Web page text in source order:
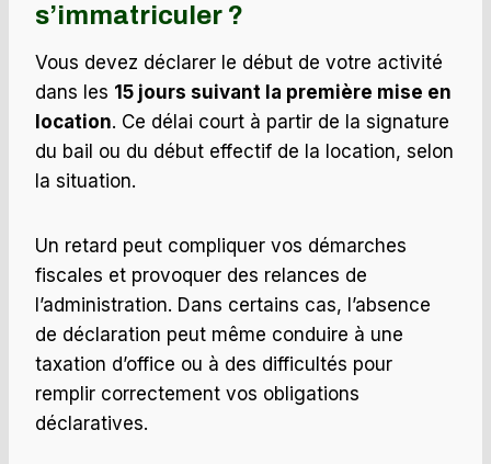
s’immatriculer ?
Vous devez déclarer le début de votre activité
dans les 15 jours suivant la première mise en
location. Ce délai court à partir de la signature
du bail ou du début effectif de la location, selon
la situation.
Un retard peut compliquer vos démarches
fiscales et provoquer des relances de
l’administration. Dans certains cas, l’absence
de déclaration peut même conduire à une
taxation d’office ou à des difficultés pour
remplir correctement vos obligations
déclaratives.